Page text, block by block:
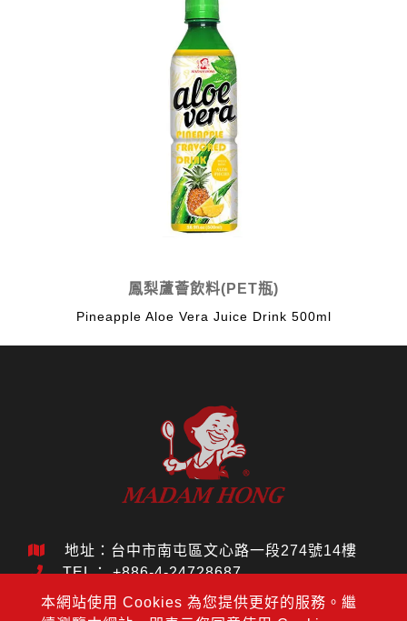
鳳梨蘆薈飲料(PET瓶)
Pineapple Aloe Vera Juice Drink 500ml
本網站使用 Cookies 為您提供更好的服務。繼
地址：台中市南屯區文心路一段274號14樓
TEL：+886-4-24728687
FAX： +886-4-24728688
MAIL：jouho.hdm@gmail.com